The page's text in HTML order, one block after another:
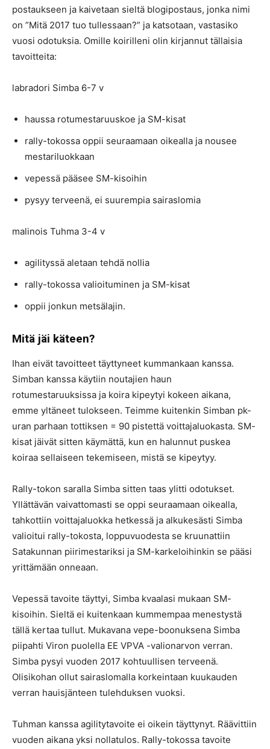
postaukseen ja kaivetaan sieltä blogipostaus, jonka nimi
on ”Mitä 2017 tuo tullessaan?” ja katsotaan, vastasiko
vuosi odotuksia. Omille koirilleni olin kirjannut tällaisia
tavoitteita:
labradori Simba 6-7 v
haussa rotumestaruuskoe ja SM-kisat
rally-tokossa oppii seuraamaan oikealla ja nousee
mestariluokkaan
vepessä pääsee SM-kisoihin
pysyy terveenä, ei suurempia sairaslomia
malinois Tuhma 3-4 v
agilityssä aletaan tehdä nollia
rally-tokossa valioituminen ja SM-kisat
oppii jonkun metsälajin.
Mitä jäi käteen?
Ihan eivät tavoitteet täyttyneet kummankaan kanssa.
Simban kanssa käytiin noutajien haun
rotumestaruuksissa ja koira kipeytyi kokeen aikana,
emme yltäneet tulokseen. Teimme kuitenkin Simban pk-
uran parhaan tottiksen = 90 pistettä voittajaluokasta. SM-
kisat jäivät sitten käymättä, kun en halunnut puskea
koiraa sellaiseen tekemiseen, mistä se kipeytyy.
Rally-tokon saralla Simba sitten taas ylitti odotukset.
Yllättävän vaivattomasti se oppi seuraamaan oikealla,
tahkottiin voittajaluokka hetkessä ja alkukesästi Simba
valioitui rally-tokosta, loppuvuodesta se kruunattiin
Satakunnan piirimestariksi ja SM-karkeloihinkin se pääsi
yrittämään onneaan.
Vepessä tavoite täyttyi, Simba kvaalasi mukaan SM-
kisoihin. Sieltä ei kuitenkaan kummempaa menestystä
tällä kertaa tullut. Mukavana vepe-boonuksena Simba
piipahti Viron puolella EE VPVA -valionarvon verran.
Simba pysyi vuoden 2017 kohtuullisen terveenä.
Olisikohan ollut sairaslomalla korkeintaan kuukauden
verran hauisjänteen tulehduksen vuoksi.
Tuhman kanssa agilitytavoite ei oikein täyttynyt. Räävittiin
vuoden aikana yksi nollatulos. Rally-tokossa tavoite